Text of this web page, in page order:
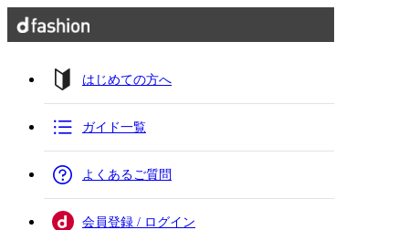
はじめての方へ
ガイド一覧
よくあるご質問
会員登録 / ログイン